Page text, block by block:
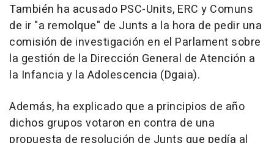
También ha acusado PSC-Units, ERC y Comuns
de ir "a remolque" de Junts a la hora de pedir una
comisión de investigación en el Parlament sobre
la gestión de la Dirección General de Atención a
la Infancia y la Adolescencia (Dgaia).
Además, ha explicado que a principios de año
dichos grupos votaron en contra de una
propuesta de resolución de Junts que pedía al